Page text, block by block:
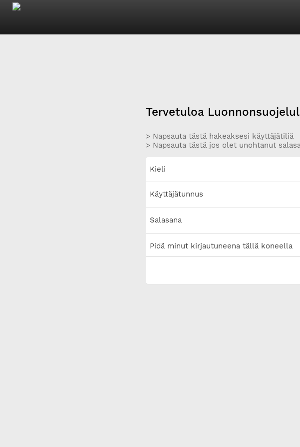
Tervetuloa
> Napsauta tästä hakeaksesi käyttäjätiliä
> Napsauta tästä jos olet unohtanut
Kieli
Käyttäjätunnus
Salasana
Pidä minut kirjautuneena tällä koneella